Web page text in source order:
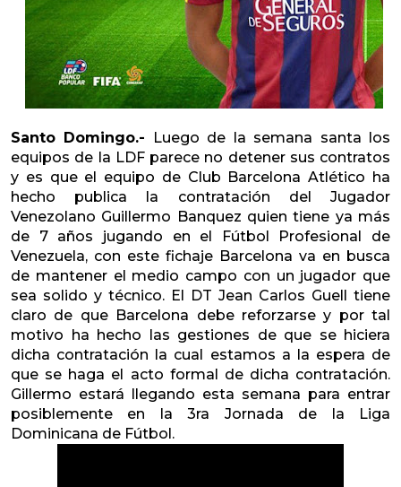
Santo Domingo.- Luego de la semana santa los
equipos de la LDF parece no detener sus contratos
y es que el equipo de Club Barcelona Atlético ha
hecho publica la contratación del Jugador
Venezolano Guillermo Banquez quien tiene ya más
de 7 años jugando en el Fútbol Profesional de
Venezuela, con este fichaje Barcelona va en busca
de mantener el medio campo con un jugador que
sea solido y técnico. El DT Jean Carlos Guell tiene
claro de que Barcelona debe reforzarse y por tal
motivo ha hecho las gestiones de que se hiciera
dicha contratación la cual estamos a la espera de
que se haga el acto formal de dicha contratación.
Gillermo estará llegando esta semana para entrar
posiblemente en la 3ra Jornada de la Liga
Dominicana de Fútbol.